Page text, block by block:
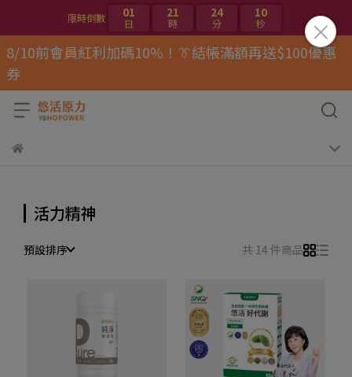
限時倒數 01
日
21
時
24
分
10
秒
8/10前會員紅利加碼10%！👔結帳滿額再送$100優惠
券
活力精神
預設排序 共 14 件商品